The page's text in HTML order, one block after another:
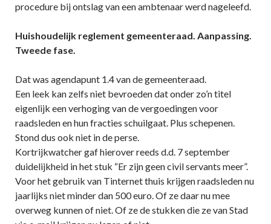
procedure bij ontslag van een ambtenaar werd nageleefd.
Huishoudelijk reglement gemeenteraad. Aanpassing.
Tweede fase.
Dat was agendapunt 1.4 van de gemeenteraad.
Een leek kan zelfs niet bevroeden dat onder zo’n titel
eigenlijk een verhoging van de vergoedingen voor
raadsleden en hun fracties schuilgaat. Plus schepenen.
Stond dus ook niet in de perse.
Kortrijkwatcher gaf hierover reeds d.d. 7 september
duidelijkheid in het stuk “Er zijn geen civil servants meer”.
Voor het gebruik van Tinternet thuis krijgen raadsleden nu
jaarlijks niet minder dan 500 euro. Of ze daar nu mee
overweg kunnen of niet. Of ze de stukken die ze van Stad